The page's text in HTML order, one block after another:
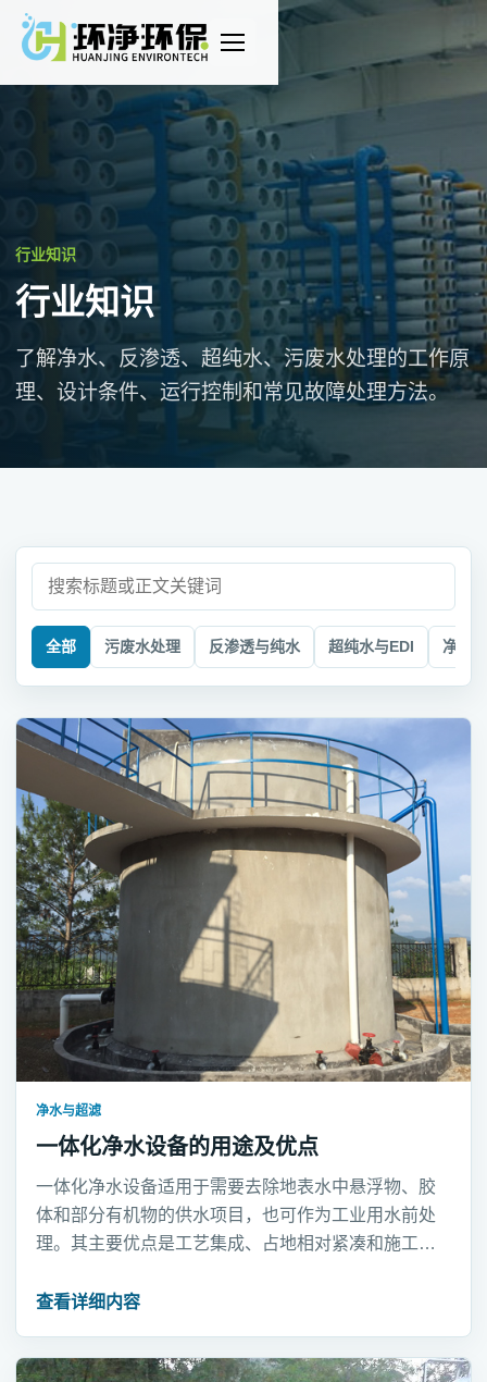
导
航
行业知识
行业知识
了解净水、反渗透、超纯水、污废水处理的工作原
理、设计条件、运行控制和常见故障处理方法。
索
行
业
知
识
全部 污废水处理 反渗透与纯水 超纯水与EDI 净水
净水与超滤
一体化净水设备的用途及优点
一体化净水设备适用于需要去除地表水中悬浮物、胶
体和部分有机物的供水项目，也可作为工业用水前处
理。其主要优点是工艺集成、占地相对紧凑和施工周
查看详细内容